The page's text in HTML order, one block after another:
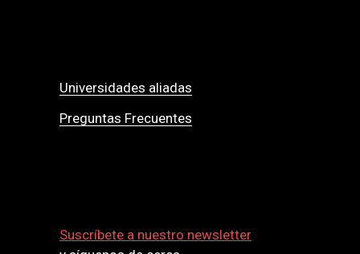
Universidades aliadas
Preguntas Frecuentes
Suscríbete a nuestro newsletter